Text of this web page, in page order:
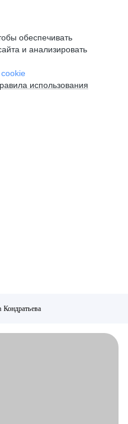
обеспечивать
и анализировать
использования
Кондратьева